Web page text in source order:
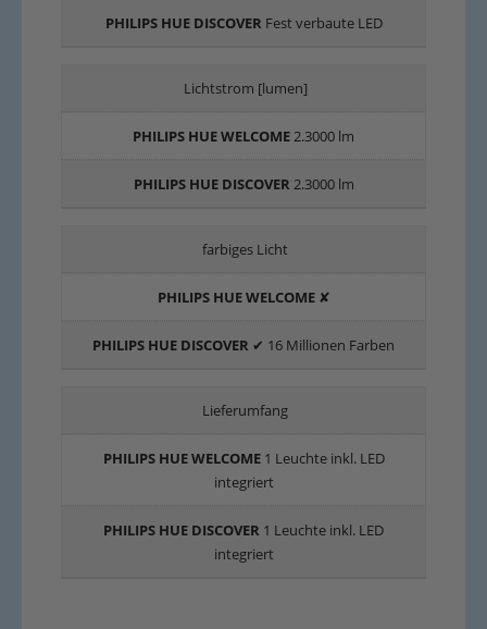
Fest verbaute LED
Lichtstrom [lumen]
2.3000 lm
2.3000 lm
farbiges Licht
✘
✔ 16 Millionen Farben
Lieferumfang
1 Leuchte inkl. LED
integriert
1 Leuchte inkl. LED
integriert